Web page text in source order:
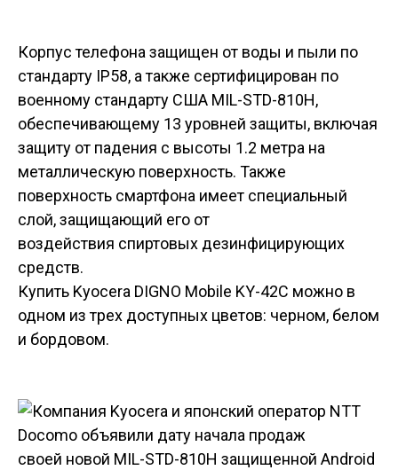
Корпус телефона защищен от воды и пыли по
стандарту IP58, а также сертифицирован по
военному стандарту США MIL-STD-810H,
обеспечивающему 13 уровней защиты, включая
защиту от падения с высоты 1.2 метра на
металлическую поверхность. Также
поверхность смартфона имеет специальный
слой, защищающий его от
воздействия спиртовых дезинфицирующих
средств.
Купить Kyocera DIGNO Mobile KY-42C можно в
одном из трех доступных цветов: черном, белом
и бордовом.